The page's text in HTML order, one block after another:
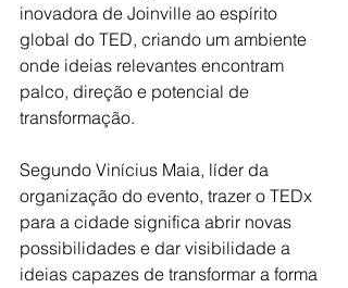
inovadora de Joinville ao espírito
global do TED, criando um ambiente
onde ideias relevantes encontram
palco, direção e potencial de
transformação.
Segundo Vinícius Maia, líder da
organização do evento, trazer o TEDx
para a cidade significa abrir novas
possibilidades e dar visibilidade a
ideias capazes de transformar a forma